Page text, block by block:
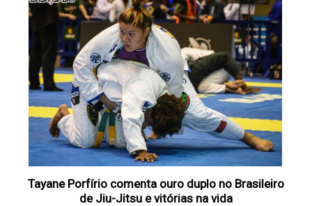
Tayane Porfírio comenta ouro duplo no Brasileiro
de Jiu-Jitsu e vitórias na vida